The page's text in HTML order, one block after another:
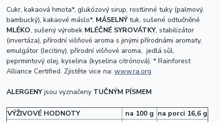
Cukr, kakaová hmota*, glukózový sirup, rostlinné tuky (palmový,
bambucký), kakaové máslo*, MÁSELNÝtuk, sušené odtučněné
MLÉKO, sušený výrobek MLÉČNÉ SYROVÁTKY, stabilizátor
(invertáza), přírodní višňové aroma s jinými přírodnámi aromaty,
emulgátor (lecitiny), přírodní višňové aroma, jedlá sůl,
peprmintový olej, kyselina (kyselina citrónová). * Rainforest
Alliance Certified. Zjistěte vice na:www.ra.org.
ALERGENYjsou vyznačeny TUČNÝM PÍSMEM
VÝŽIVOVÉ HODNOTY na 100 g na porci 16,6 g